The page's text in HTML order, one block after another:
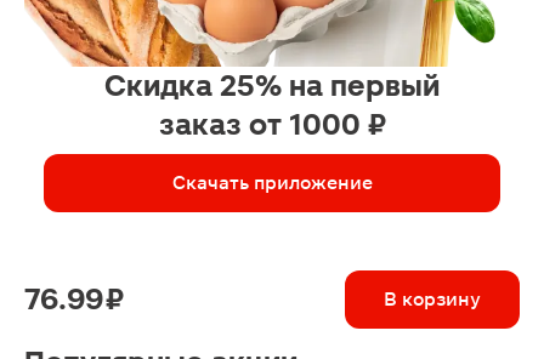
Скидка 25% на первый
заказ от 1000 ₽
Скачать приложение
76.99 ₽ В корзину